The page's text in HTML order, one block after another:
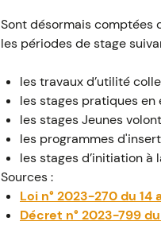
Sont désormais comptées
les périodes de stage
les travaux d’utilité
les stages pratiques en
les stages Jeunes
les programmes
les stages d’initiation à
Sources :
Loi n° 2023-270 du
Décret n° 2023-799